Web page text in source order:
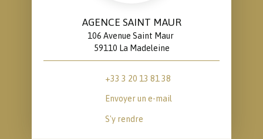
AGENCE SAINT MAUR
106 Avenue Saint Maur
59110 La Madeleine
+33 3 20 13 81 38
Envoyer un e-mail
S'y rendre